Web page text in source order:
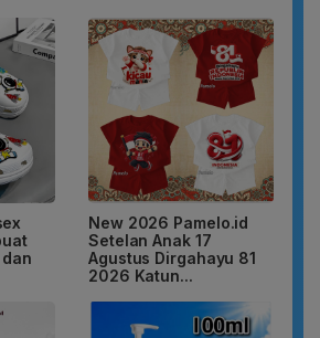
New 2026 Pamelo.id
Setelan Anak 17
Agustus Dirgahayu 81
2026 Katun...